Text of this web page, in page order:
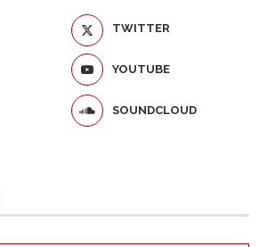
TWITTER
YOUTUBE
SOUNDCLOUD